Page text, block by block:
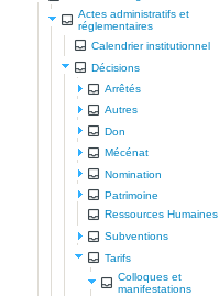
Actes administratifs et
réglementaires
Calendrier institutionnel
Décisions
Arrêtés
Autres
Don
Mécénat
Nomination
Patrimoine
Ressources Humaines
Subventions
Tarifs
Colloques et
manifestations